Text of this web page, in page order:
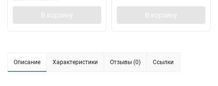
В корзину В корзину
Описание Характеристики Отзывы (0) Ссылки